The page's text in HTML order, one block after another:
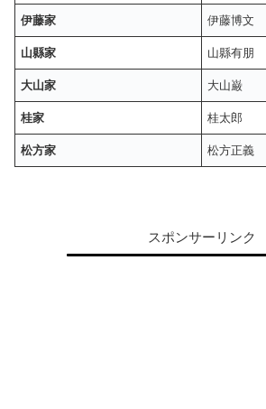
伊藤家 伊藤博文
山縣家 山縣有朋
大山家 大山巌
桂家 桂太郎
松方家 松方正義
スポンサーリンク